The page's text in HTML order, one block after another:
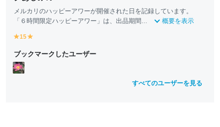
メルカリのハッピーアワーが開催された日を記録しています。
「６時間限定ハッピーアワー」は、出品期間...
概要を表示
y
ll
o
w
15
ll
ブックマークしたユーザー
すべてのユーザーを見る